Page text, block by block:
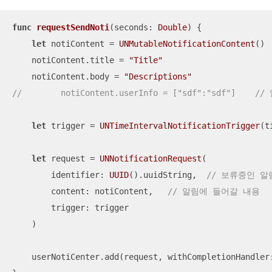
func requestSendNoti (seconds : Double)
{
let notiContent = UNMutableNotificationContent ()
    notiContent.title
=
"Title"
    notiContent.body
=
"Descriptions"
//        notiContent.userInfo = ["sdf":"sdf"]    // 알림
let trigger = UNTimeIntervalNotificationTrigger
let request = UNNotificationRequest (
        identifier:
UUID().uuidString,
// 보류중인 알
        content: notiContent,
// 알림에 들어갈 내용
        trigger: trigger
    )
userNotiCenter.add(request,